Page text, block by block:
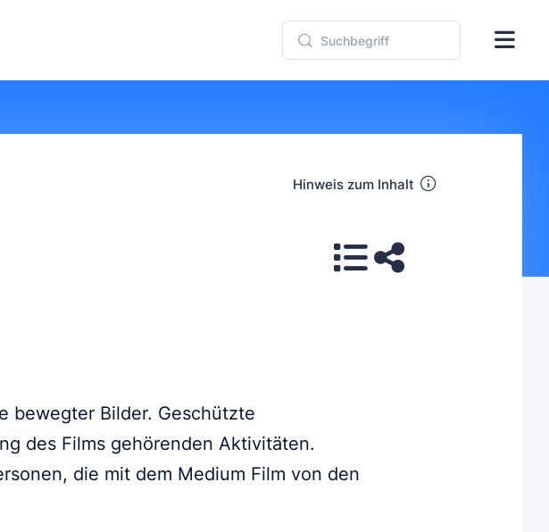
Hinweis zum Inhalt
bewegter Bilder. Geschützte
des Films gehörenden Aktivitäten.
die mit dem Medium Film von den